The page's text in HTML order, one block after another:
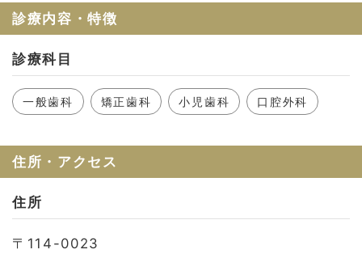
セルフチェック
診療内容・特徴
診療科目
一般歯科 矯正歯科 小児歯科 口腔外科
住所・アクセス
住所
〒114-0023